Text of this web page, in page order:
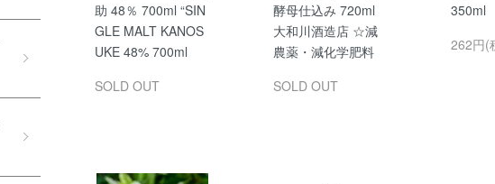
助 48％ 700ml “SIN
GLE MALT KANOS
UKE 48% 700ml
SOLD OUT
酵母仕込み 720ml
大和川酒造店 ☆減
農薬・減化学肥料
SOLD OUT
350ml
262円(